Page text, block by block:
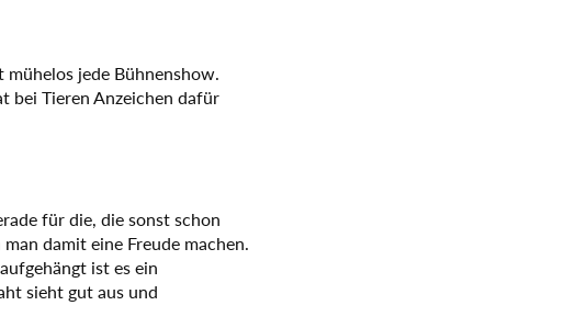
jede Bühnenshow.
bei Tieren Anzeichen dafür
für die, die sonst schon
damit eine Freude machen.
ist es ein
sieht gut aus und